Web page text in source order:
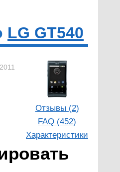
LG GT540
Отзывы (2)
FAQ (452)
Характеристики